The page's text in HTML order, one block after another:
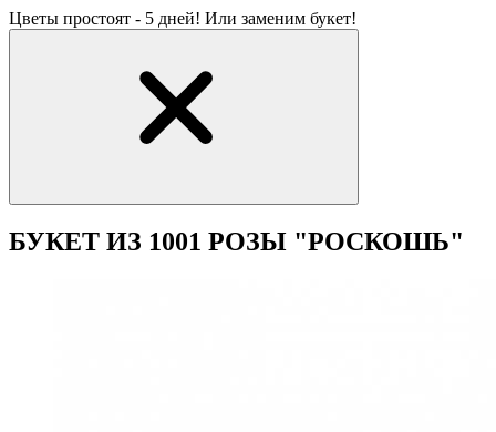
Цветы простоят - 5 дней! Или заменим букет!
БУКЕТ ИЗ 1001 РОЗЫ "РОСКОШЬ"